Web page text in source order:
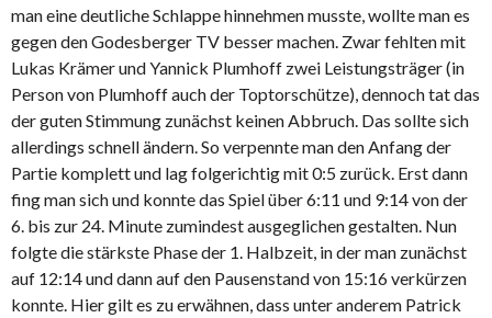
man eine deutliche Schlappe hinnehmen musste, wollte man es
gegen den Godesberger TV besser machen. Zwar fehlten mit
Lukas Krämer und Yannick Plumhoff zwei Leistungsträger (in
Person von Plumhoff auch der Toptorschütze), dennoch tat das
der guten Stimmung zunächst keinen Abbruch. Das sollte sich
allerdings schnell ändern. So verpennte man den Anfang der
Partie komplett und lag folgerichtig mit 0:5 zurück. Erst dann
fing man sich und konnte das Spiel über 6:11 und 9:14 von der
6. bis zur 24. Minute zumindest ausgeglichen gestalten. Nun
folgte die stärkste Phase der 1. Halbzeit, in der man zunächst
auf 12:14 und dann auf den Pausenstand von 15:16 verkürzen
konnte. Hier gilt es zu erwähnen, dass unter anderem Patrick